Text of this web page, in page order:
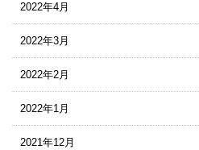
2022年4月
2022年3月
2022年2月
2022年1月
2021年12月